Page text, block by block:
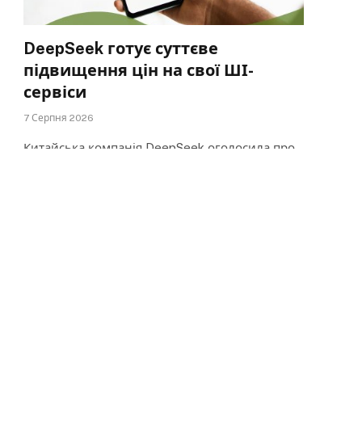
DeepSeek готує суттєве
підвищення цін на свої ШІ-
сервіси
7 Серпня 2026
Китайська компанія DeepSeek оголосила про